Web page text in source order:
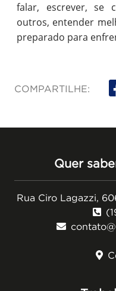
falar, escrever, se
outros, entender
preparado para
COMPARTILHE:
Quer
Rua Ciro Lagazzi,